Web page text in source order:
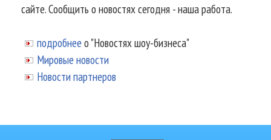
сайте. Сообщить о новостях сегодня - наша работа.
подробнее о "Новостях шоу-бизнеса"
Мировые новости
Новости партнеров